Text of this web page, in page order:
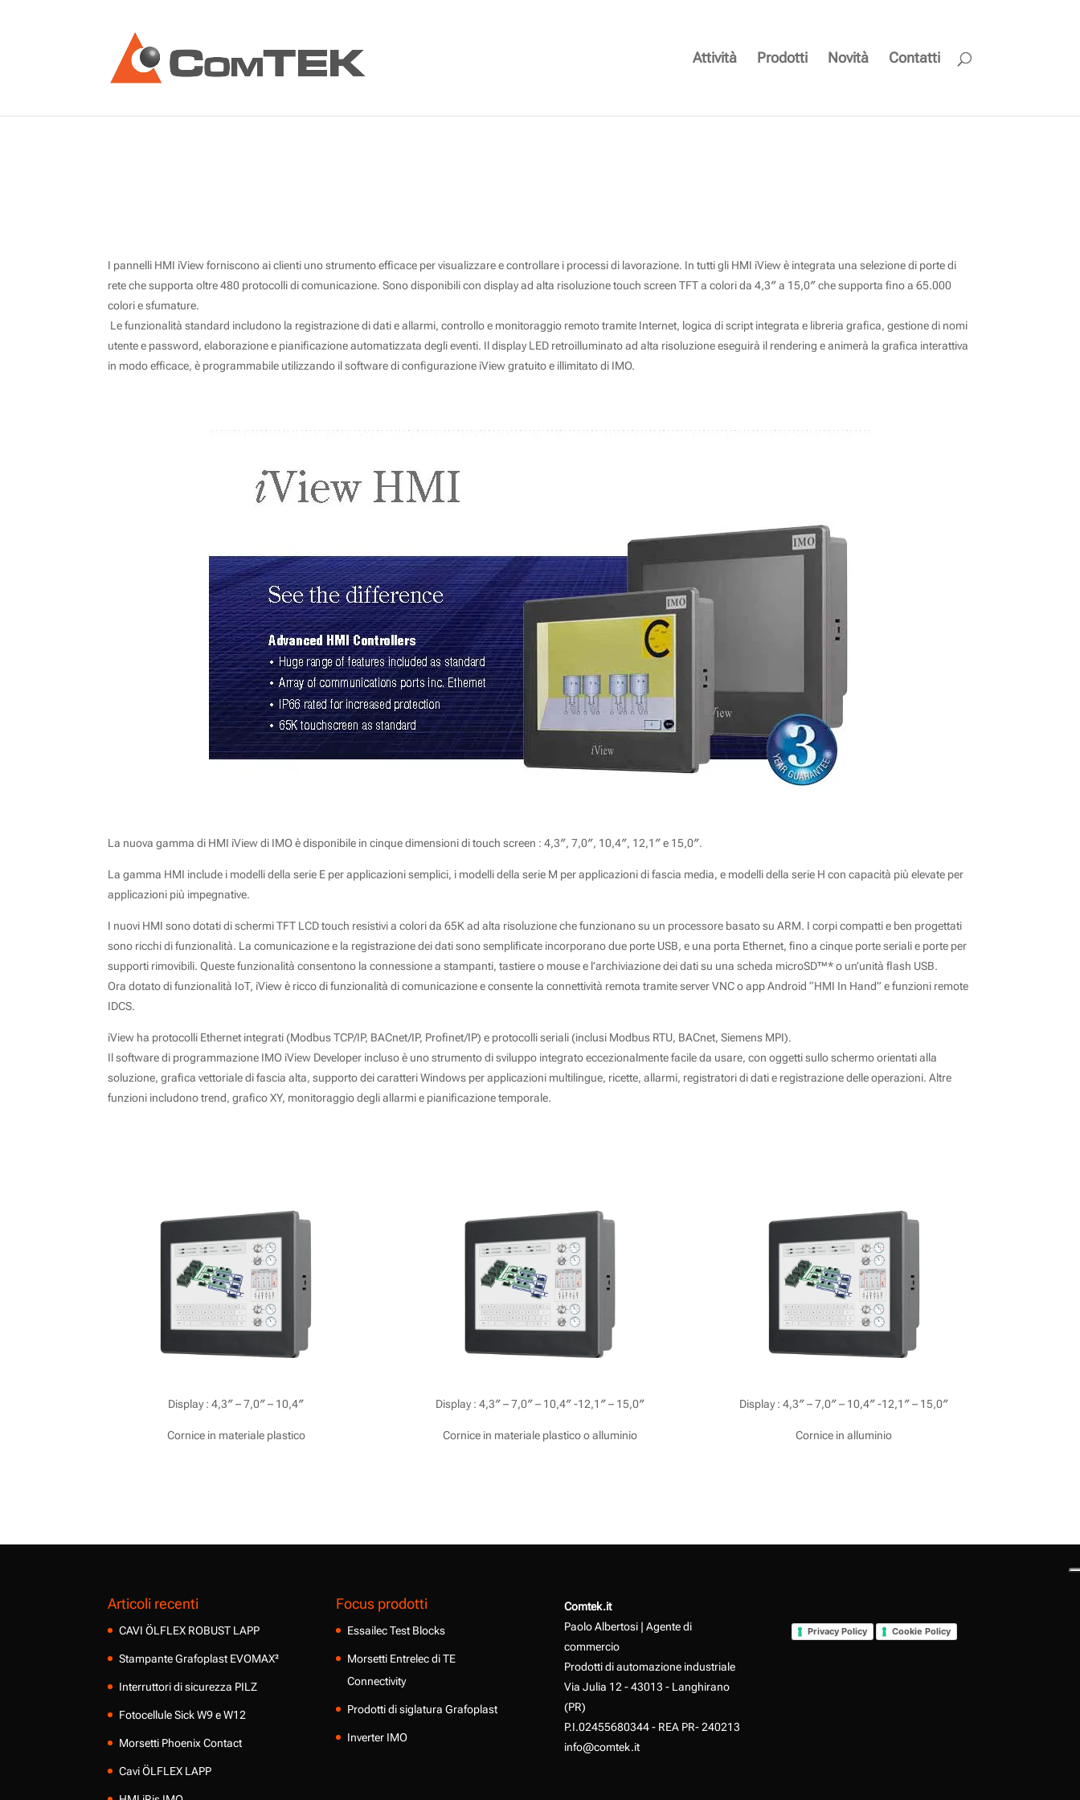
Attività Prodotti Novità Contatti
I pannelli HMI iView forniscono ai clienti uno strumento efficace per visualizzare e controllare i processi di lavorazione. In tutti gli HMI iView è integrata una selezione di porte di
rete che supporta oltre 480 protocolli di comunicazione. Sono disponibili con display ad alta risoluzione touch screen TFT a colori da 4,3″ a 15,0″ che supporta fino a 65.000
colori e sfumature.
Le funzionalità standard includono la registrazione di dati e allarmi, controllo e monitoraggio remoto tramite Internet, logica di script integrata e libreria grafica, gestione di nomi
utente e password, elaborazione e pianificazione automatizzata degli eventi. Il display LED retroilluminato ad alta risoluzione eseguirà il rendering e animerà la grafica interattiva
in modo efficace, è programmabile utilizzando il software di configurazione iView gratuito e illimitato di IMO.
La nuova gamma di HMI iView di IMO è disponibile in cinque dimensioni di touch screen : 4,3″, 7,0″, 10,4″, 12,1″ e 15,0″.
La gamma HMI include i modelli della serie E per applicazioni semplici, i modelli della serie M per applicazioni di fascia media, e modelli della serie H con capacità più elevate per
applicazioni più impegnative.
I nuovi HMI sono dotati di schermi TFT LCD touch resistivi a colori da 65K ad alta risoluzione che funzionano su un processore basato su ARM. I corpi compatti e ben progettati
sono ricchi di funzionalità. La comunicazione e la registrazione dei dati sono semplificate incorporano due porte USB, e una porta Ethernet, fino a cinque porte seriali e porte per
supporti rimovibili. Queste funzionalità consentono la connessione a stampanti, tastiere o mouse e l’archiviazione dei dati su una scheda microSD™* o un’unità flash USB.
Ora dotato di funzionalità IoT, iView è ricco di funzionalità di comunicazione e consente la connettività remota tramite server VNC o app Android “HMI In Hand” e funzioni remote
IDCS.
iView ha protocolli Ethernet integrati (Modbus TCP/IP, BACnet/IP, Profinet/IP) e protocolli seriali (inclusi Modbus RTU, BACnet, Siemens MPI).
Il software di programmazione IMO iView Developer incluso è uno strumento di sviluppo integrato eccezionalmente facile da usare, con oggetti sullo schermo orientati alla
soluzione, grafica vettoriale di fascia alta, supporto dei caratteri Windows per applicazioni multilingue, ricette, allarmi, registratori di dati e registrazione delle operazioni. Altre
funzioni includono trend, grafico XY, monitoraggio degli allarmi e pianificazione temporale.
Display : 4,3″ – 7,0″ – 10,4″
Cornice in materiale plastico
Display : 4,3″ – 7,0″ – 10,4″ -12,1″ – 15,0″
Cornice in materiale plastico o alluminio
Display : 4,3″ – 7,0″ – 10,4″ -12,1″ – 15,0″
Cornice in alluminio
Articoli recenti
CAVI ÖLFLEX ROBUST LAPP
Stampante Grafoplast EVOMAX²
Interruttori di sicurezza PILZ
Fotocellule Sick W9 e W12
Morsetti Phoenix Contact
Cavi ÖLFLEX LAPP
Focus prodotti
Essailec Test Blocks
Morsetti Entrelec di TE
Connectivity
Prodotti di siglatura Grafoplast
Inverter IMO
Comtek.it
Paolo Albertosi | Agente di
commercio
Prodotti di automazione industriale
Via Julia 12 - 43013 - Langhirano
(PR)
P.I.02455680344 - REA PR- 240213
info@comtek.it
Privacy Policy Cookie Policy